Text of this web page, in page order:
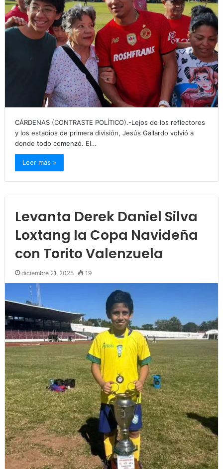
CÁRDENAS (CONTRASTE POLÍTICO).-Lejos de los reflectores
y los estadios de primera división, Jesús Gallardo volvió a
donde todo comenzó. El…
Leer más »
Levanta Derek Daniel Silva
Loxtang la Copa Navideña
con Torito Valenzuela
diciembre 21, 2025 19